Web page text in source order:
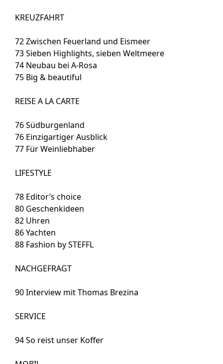
KREUZFAHRT
72Zwischen Feuerland und Eismeer
73Sieben Highlights, sieben Weltmeere
74 Neubau bei A-Rosa
75 Big & beautiful
REISE A LA CARTE
76Südburgenland
76 Einzigartiger Ausblick
77 Für Weinliebhaber
LIFESTYLE
78 Editor’s choice
80 Geschenkideen
82 Uhren
86Yachten
88 Fashion by STEFFL
NACHGEFRAGT
90Interview mit Thomas Brezina
SERVICE
94So reist unser Koffer